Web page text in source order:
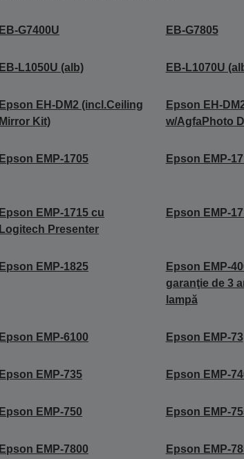
EB-G7400U EB-G7805
EB-L1050U (alb) EB-L1070U
Epson EH-DM2 (incl.Ceiling
Mirror Kit)
Epson EH-
w/AgfaPhoto
Epson EMP-1705 Epson EMP-
Epson EMP-1715 cu
Logitech Presenter
Epson EMP-
Epson EMP-1825
Epson EMP-
garanţie de 3
lampă
Epson EMP-6100 Epson EMP-73
Epson EMP-735 Epson EMP-
Epson EMP-750 Epson EMP-
Epson EMP-7800 Epson EMP-